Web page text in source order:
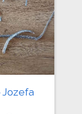
Jozefa